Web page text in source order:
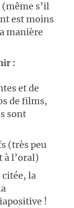
s’il
est moins
manière
:
et de
de films,
sont
(très peu
à l’oral)
la
!